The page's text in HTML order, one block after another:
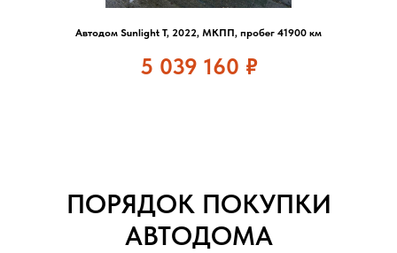
Автодом Sunlight T, 2022, МКПП, пробег 41900 км
5 039 160 ₽
ПОРЯДОК ПОКУПКИ
АВТОДОМА